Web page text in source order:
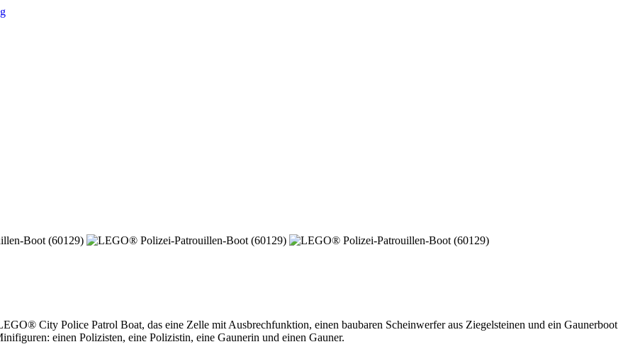
City Police Patrol Boat, das eine Zelle mit Ausbrechfunktion, einen baubaren Scheinwerfer aus Ziegelsteinen und ein Gaunerboot
einen Polizisten, eine Polizistin, eine Gaunerin und einen Gauner.